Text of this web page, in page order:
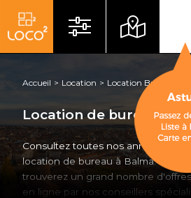
Accueil Location Location Bureau
Location de bureau à
Consultez toutes nos annonces
location de bureau à Balma. Sur
trouverez un grand nombre
en ligne par nos conseillers